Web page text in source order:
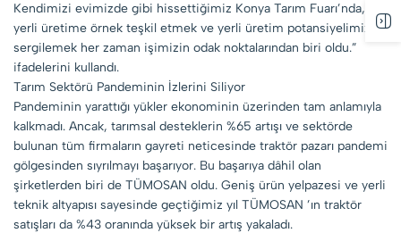
Kendimizi evimizde gibi hissettiğimiz Konya Tarım Fuarı’nda,
yerli üretime örnek teşkil etmek ve yerli üretim potansiyelimizi
sergilemek her zaman işimizin odak noktalarından biri oldu.”
ifadelerini kullandı.
Tarım Sektörü Pandeminin İzlerini Siliyor
Pandeminin yarattığı yükler ekonominin üzerinden tam anlamıyla
kalkmadı. Ancak, tarımsal desteklerin %65 artışı ve sektörde
bulunan tüm firmaların gayreti neticesinde traktör pazarı pandemi
gölgesinden sıyrılmayı başarıyor. Bu başarıya dâhil olan
şirketlerden biri de TÜMOSAN oldu. Geniş ürün yelpazesi ve yerli
teknik altyapısı sayesinde geçtiğimiz yıl TÜMOSAN ’ın traktör
satışları da %43 oranında yüksek bir artış yakaladı.